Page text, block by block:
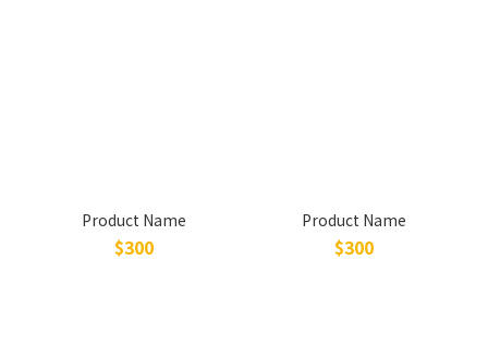
Product Name
$300
Product Name
$300